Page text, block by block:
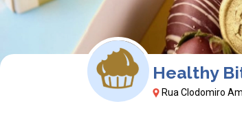
Healthy
Rua Clodomiro